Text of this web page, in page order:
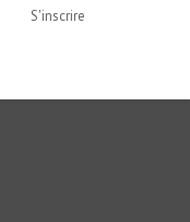
S'inscrire